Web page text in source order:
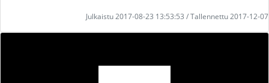
Julkaistu 2017-08-23 13:53:53 / Tallennettu 2017-12-07